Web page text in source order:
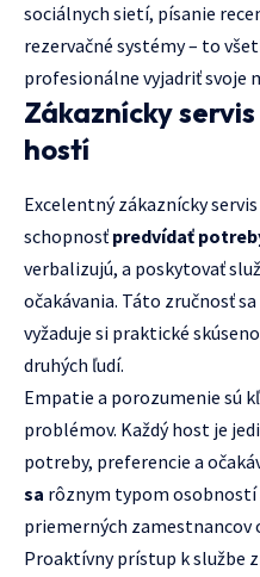
sociálnych sietí, písanie
rezervačné systémy – to
profesionálne vyjadriť svoje
Zákaznícky
hostí
Excelentný zákaznícky
schopnosť predvídať
verbalizujú, a poskytovať
očakávania. Táto zručnosť
vyžaduje si praktické
druhých ľudí.
Empatie a porozumenie sú
problémov. Každý host je
potreby, preferencie a
sa rôznym typom osobností
priemerných zamestnancov
Proaktívny prístup k službe